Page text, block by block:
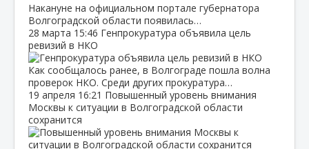
Накануне на официальном портале губернатора
Волгоградской области появилась…
28 марта 15:46 Генпрокуратура объявила цель
ревизий в НКО
Как сообщалось ранее, в Волгограде пошла волна
проверок НКО. Среди других прокуратура…
19 апреля 16:21 Повышенный уровень внимания
Москвы к ситуации в Волгоградской области
сохранится